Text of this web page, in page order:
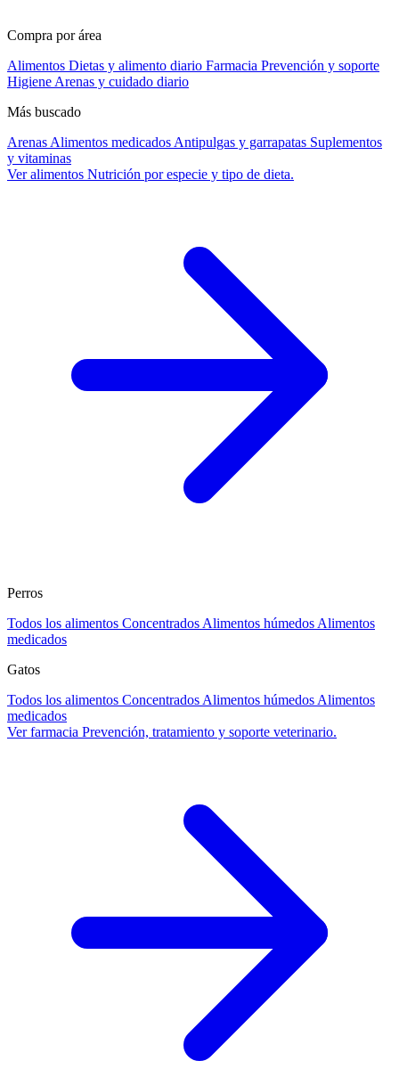
Compra por área
Alimentos Dietas y alimento diario Farmacia Prevención y soporte
Higiene Arenas y cuidado diario
Más buscado
Arenas Alimentos medicados Antipulgas y garrapatas Suplementos
y vitaminas
Ver alimentos Nutrición por especie y tipo de dieta.
Perros
Todos los alimentos Concentrados Alimentos húmedos Alimentos
medicados
Gatos
Todos los alimentos Concentrados Alimentos húmedos Alimentos
medicados
Ver farmacia Prevención, tratamiento y soporte veterinario.